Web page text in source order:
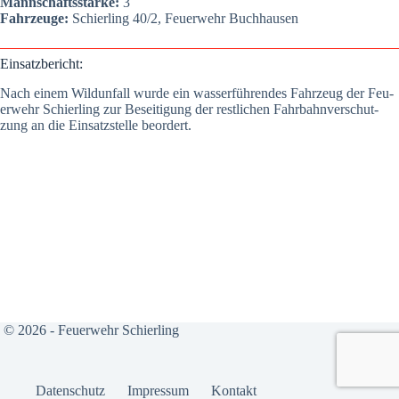
Fahr­zeu­ge: Schier­ling 40/2, Feu­er­wehr Buch­hau­sen
Ein­satz­be­richt:
Nach einem Wild­un­fall wur­de ein was­ser­füh­ren­des Fahr­zeug der Feu­
er­wehr Schier­ling zur Besei­ti­gung der rest­li­chen Fahr­bahn­ver­schut­
zung an die Ein­satz­stel­le beor­dert.
© 2026 - Feuerwehr Schierling
Daten­schutz Impres­sum Kon­takt